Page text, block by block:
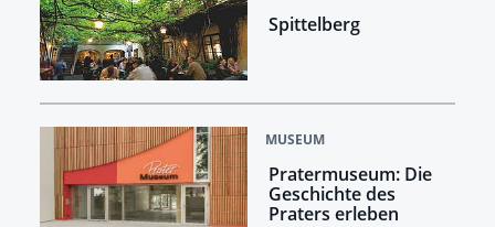
Spittelberg
MUSEUM
Pratermuseum: Die
Geschichte des
Praters erleben